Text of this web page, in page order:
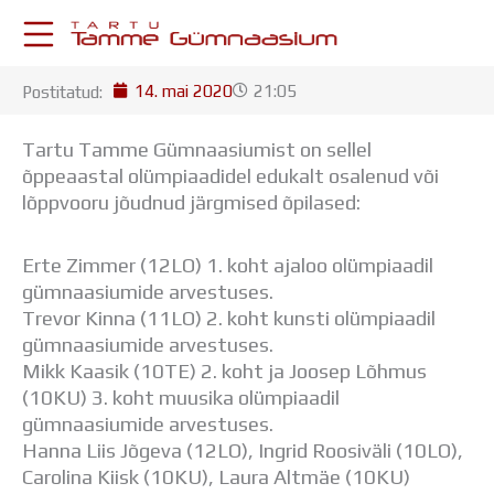
KESKKONNAD
Postkast
Drive
Tamme TV
Kooliraadio
Koorilaul
ÕPPETÖÖ
Tunniplaan
Aastaplaan
Õppekava
Ainepassid
Huviringid
Õpilastööd (UPT)
Postitatud: 14. mai 2020 21:05
Tartu Tamme Gümnaasiumist on sellel
õppeaastal olümpiaadidel edukalt osalenud või
lõppvooru jõudnud järgmised õpilased:
Erte Zimmer (12LO) 1. koht ajaloo olümpiaadil
gümnaasiumide arvestuses.
Trevor Kinna (11LO) 2. koht kunsti olümpiaadil
gümnaasiumide arvestuses.
Mikk Kaasik (10TE) 2. koht ja Joosep Lõhmus
(10KU) 3. koht muusika olümpiaadil
gümnaasiumide arvestuses.
Hanna Liis Jõgeva (12LO), Ingrid Roosiväli (10LO),
Carolina Kiisk (10KU), Laura Altmäe (10KU)